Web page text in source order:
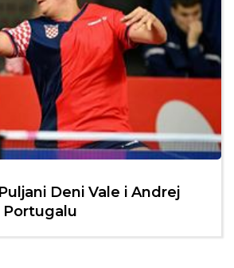
Deni Vale i Andrej
Portugalu